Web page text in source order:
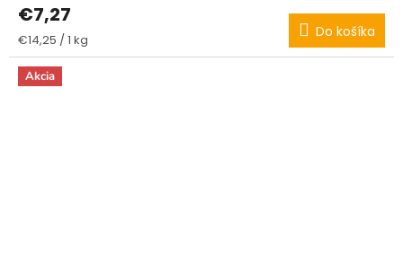
€7,27
Jednotková
cena:
€14,25 / 1 kg Do košíka
Akcia